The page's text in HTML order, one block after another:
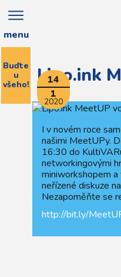
menu
Buďte
u
všeho!
Lipo.ink
14
1
2020
I v novém roce
našimi MeetUPy.
16:30 do
networkingovými
miniworkshopem
neřízené diskuze
Nezapoměňte se
http://bit.ly/